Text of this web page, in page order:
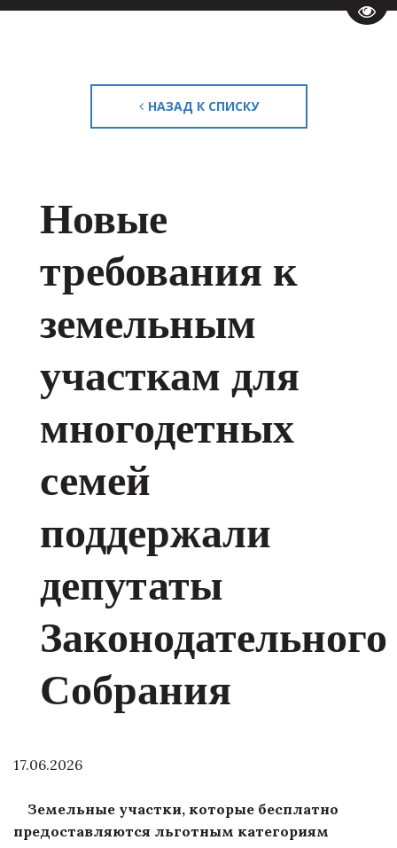
НАЗАД К СПИСКУ
Новые
требования к
земельным
участкам для
многодетных
семей
поддержали
депутаты
Законодательного
Собрания
17.06.2026
Земельные участки, которые бесплатно
предоставляются льготным категориям